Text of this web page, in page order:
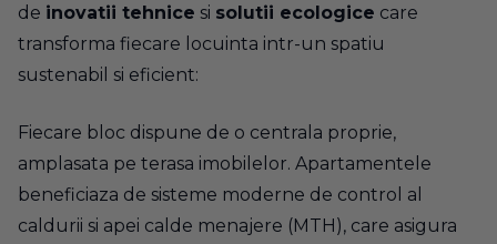
de inovatii tehnice si solutii ecologice care
transforma fiecare locuinta intr-un spatiu
sustenabil si eficient:
Fiecare bloc dispune de o centrala proprie,
amplasata pe terasa imobilelor. Apartamentele
beneficiaza de sisteme moderne de control al
caldurii si apei calde menajere (MTH), care asigura